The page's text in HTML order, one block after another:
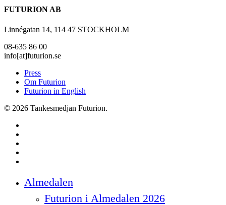
FUTURION AB
Linnégatan 14, 114 47 STOCKHOLM
08-635 86 00
info[at]futurion.se
Press
Om Futurion
Futurion in English
© 2026 Tankesmedjan Futurion.
Menu
Almedalen
Futurion i Almedalen 2026